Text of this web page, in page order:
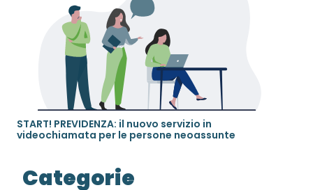
START! PREVIDENZA: il nuovo servizio in
videochiamata per le persone neoassunte
Categorie